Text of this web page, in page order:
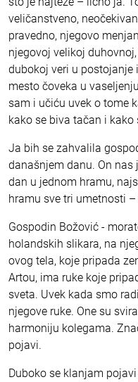
veličanstveno,
pravedno, njegovo
njegovoj velikoj
dubokoj veri u postojanje
mesto čoveka u
sam i učiću uvek o tome
kako se biva tačan i kako
Ja bih se zahvalila
današnjem danu. On nas
dan u jednom hramu,
hramu sve tri umetnosti –
Gospodin Božović -
holandskih slikara, na
ovog tela, koje pripada
Artou, ima ruke koje
sveta. Uvek kada smo
njegove ruke. One su
harmoniju kolegama.
pojavi.
Duboko se klanjam